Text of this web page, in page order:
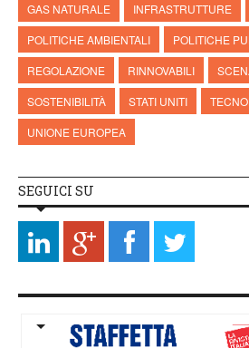
GAS NATURALE
INFRASTRUTTURE
POLITICHE AMBIENTALI
POLITICHE
REGOLAZIONE
RINNOVABILI
SOSTENIBILITÀ
STATI UNITI
UNIONE EUROPEA
SEGUICI SU